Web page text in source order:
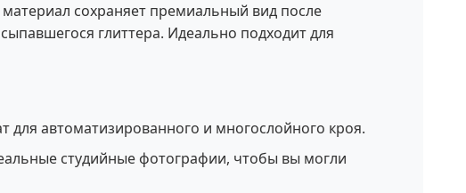
сохраняет премиальный вид после
глиттера. Идеально подходит для
автоматизированного и многослойного кроя.
студийные фотографии, чтобы вы могли